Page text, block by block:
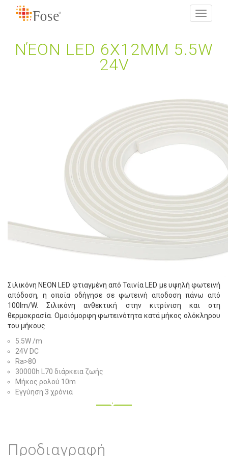
Toggle
ΝΈΟΝ LED 6X12MM 5.5W
24V
Σιλικόνη NEON LED φτιαγμένη από Ταινία LED με υψηλή φωτεινή
απόδοση, η οποία οδήγησε σε φωτεινή αποδοση πάνω από
100lm/W. Σιλικόνη ανθεκτική στην κιτρίνιση και στη
θερμοκρασία. Ομοιόμορφη φωτεινότητα κατά μήκος ολόκληρου
του μήκους.
5.5W /m
24V DC
Ra>80
30000h L70 διάρκεια ζωής
Μήκος ρολού 10m
Εγγύηση 3 χρόνια
Προδιαγραφή